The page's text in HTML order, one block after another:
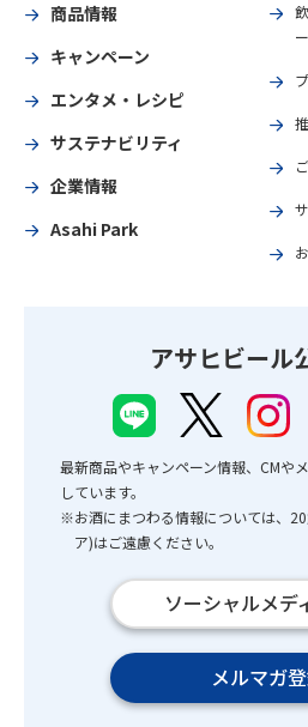
商品情報
キャンペーン
エンタメ・レシピ
サステナビリティ
企業情報
Asahi Park
アサヒビール
最新商品やキャンペーン情報、CMや
しています。
※お酒にまつわる情報については、
ア)はご遠慮ください。
ソーシャルメデ
メルマガ